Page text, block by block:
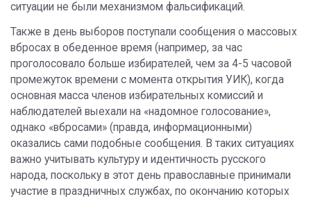
ситуации не были механизмом фальсификаций.
Также в день выборов поступали сообщения о массовых
вбросах в обеденное время (например, за час
проголосовало больше избирателей, чем за 4-5 часовой
промежуток времени с момента открытия УИК), когда
основная масса членов избирательных комиссий и
наблюдателей выехали на «надомное голосование»,
однако «вбросами» (правда, информационными)
оказались сами подобные сообщения. В таких ситуациях
важно учитывать культуру и идентичность русского
народа, поскольку в этот день православные принимали
участие в праздничных службах, по окончанию которых